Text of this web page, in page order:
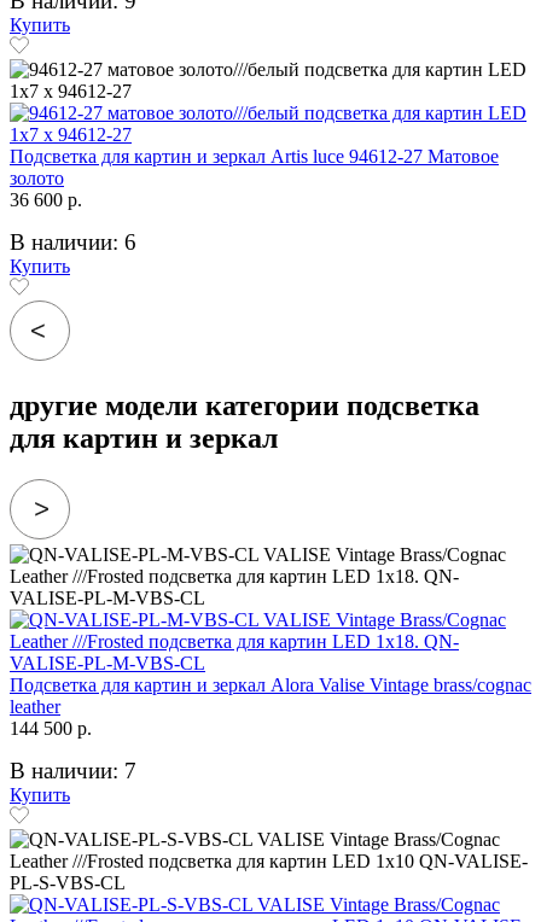
Купить
Подсветка для картин и зеркал Artis luce 94612-27 Матовое
золото
36 600 р.
В наличии: 6
Купить
другие модели категории подсветка
для картин и зеркал
Подсветка для картин и зеркал Alora Valise Vintage brass/cognac
leather
144 500 р.
В наличии: 7
Купить